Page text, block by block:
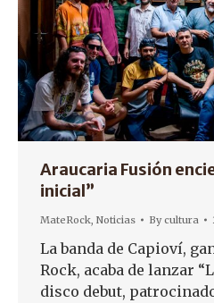
Araucaria Fusión
inicial”
MateRock, Noticias Bycultura
La banda de Capioví,
Rock, acaba de lanzar
disco debut,